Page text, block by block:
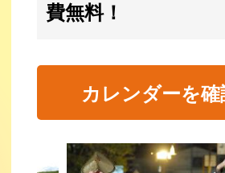
費無料！
カレンダーを確